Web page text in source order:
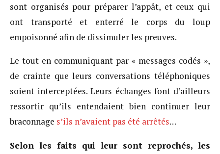
sont organisés pour préparer l’appât, et ceux qui
ont transporté et enterré le corps du loup
empoisonné afin de dissimuler les preuves.
Le tout en communiquant par « messages codés »,
de crainte que leurs conversations téléphoniques
soient interceptées. Leurs échanges font d’ailleurs
ressortir qu’ils entendaient bien continuer leur
braconnage s’ils n’avaient pas été arrêtés…
Selon les faits qui leur sont reprochés, les